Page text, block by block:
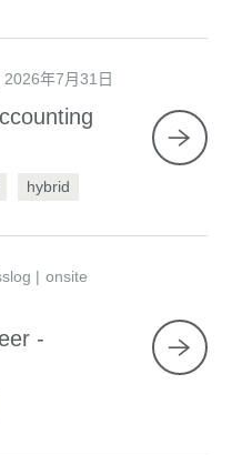
2026年7月31日
hybrid
onsite
-